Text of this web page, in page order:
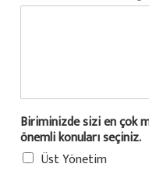
Biriminizde sizi en çok
önemli konuları seçiniz.
Üst Yönetim